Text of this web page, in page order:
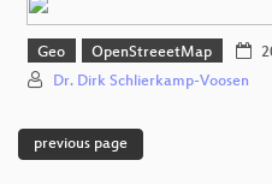
Geo OpenStreeetMap
Dr. Dirk Schlierkamp-Voosen
previous page